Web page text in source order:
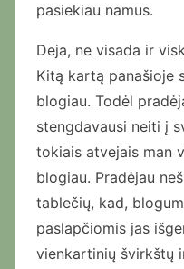
pasiekiau namus.
Deja, ne visada ir
Kitą kartą panašioje
blogiau. Todėl
stengdavausi neiti į
tokiais atvejais man
blogiau. Pradėjau
tablečių, kad,
paslapčiomis jas
vienkartinių švirkštų